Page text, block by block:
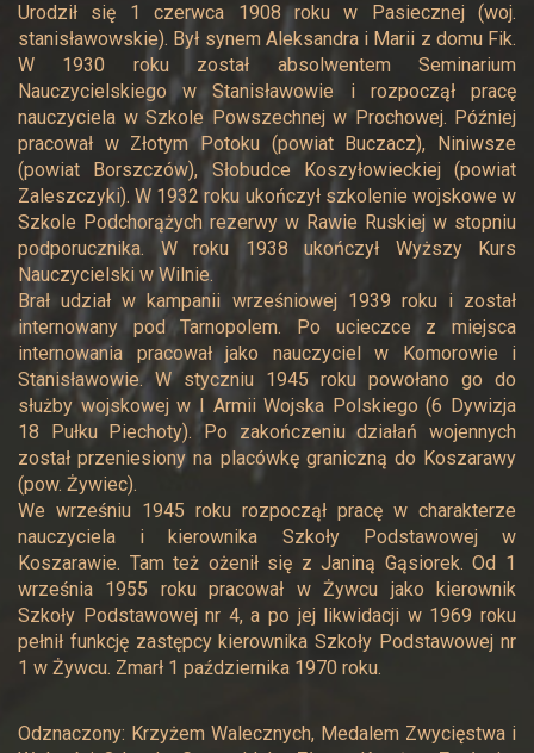
Urodził się 1 czerwca 1908 roku w Pasiecznej (woj.
stanisławowskie). Był synem Aleksandra i Marii z domu Fik.
W 1930 roku został absolwentem Seminarium
Nauczycielskiego w Stanisławowie i rozpoczął pracę
nauczyciela w Szkole Powszechnej w Prochowej. Później
pracował w Złotym Potoku (powiat Buczacz), Niniwsze
(powiat Borszczów), Słobudce Koszyłowieckiej (powiat
Zaleszczyki). W 1932 roku ukończył szkolenie wojskowe w
Szkole Podchorążych rezerwy w Rawie Ruskiej w stopniu
podporucznika. W roku 1938 ukończył Wyższy Kurs
Nauczycielski w Wilnie.
Brał udział w kampanii wrześniowej 1939 roku i został
internowany pod Tarnopolem. Po ucieczce z miejsca
internowania pracował jako nauczyciel w Komorowie i
Stanisławowie. W styczniu 1945 roku powołano go do
służby wojskowej w I Armii Wojska Polskiego (6 Dywizja
18 Pułku Piechoty). Po zakończeniu działań wojennych
został przeniesiony na placówkę graniczną do Koszarawy
(pow. Żywiec).
We wrześniu 1945 roku rozpoczął pracę w charakterze
nauczyciela i kierownika Szkoły Podstawowej w
Koszarawie. Tam też ożenił się z Janiną Gąsiorek. Od 1
września 1955 roku pracował w Żywcu jako kierownik
Szkoły Podstawowej nr 4, a po jej likwidacji w 1969 roku
pełnił funkcję zastępcy kierownika Szkoły Podstawowej nr
1 w Żywcu. Zmarł 1 października 1970 roku.
Odznaczony: Krzyżem Walecznych, Medalem Zwycięstwa i